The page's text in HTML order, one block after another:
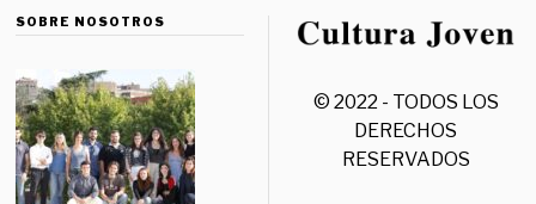
SOBRE NOSOTROS
© 2022 - TODOS LOS
DERECHOS
RESERVADOS